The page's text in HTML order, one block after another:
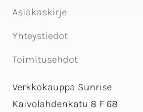
Asiakaskirje
Yhteystiedot
Toimitusehdot
Verkkokauppa Sunrise
Kaivolahdenkatu 8 F 68